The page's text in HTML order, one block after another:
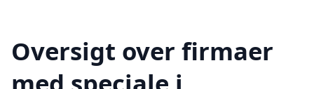
Oversigt over firmaer